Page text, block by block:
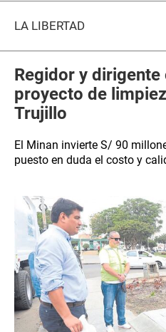
LA LIBERTAD
Regidor y dirigente
proyecto de
Trujillo
El Minan invierte S/ 90
puesto en duda el costo y